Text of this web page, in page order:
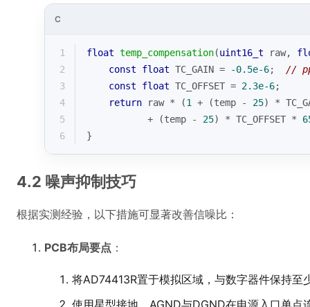
C
1 float temp_compensation(uint16_t raw,
2
const float TC_GAIN = -0.5e-6; //
3
const float TC_OFFSET = 2.3e-6;
4
return raw * (1 + (temp - 25) *
5
           + (temp -
25) * TC_OFFSET *
6
}
4.2 噪声抑制技巧
根据实测经验，以下措施可显著改善信噪比：
PCB布局要点 ：
将AD74413R置于模拟区域，与数字器件保持至
使用星型接地，AGND与DGND在电源入口单点